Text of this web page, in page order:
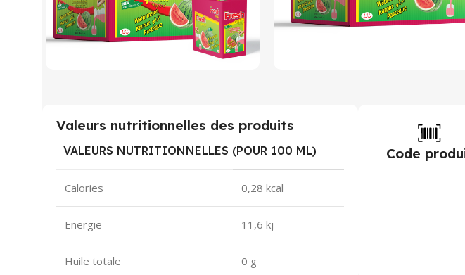
Valeurs nutritionnelles des produits
VALEURS NUTRITIONNELLES (POUR 100 ML)
Calories 0,28 kcal
Energie 11,6 kj
Huile totale 0 g
Code